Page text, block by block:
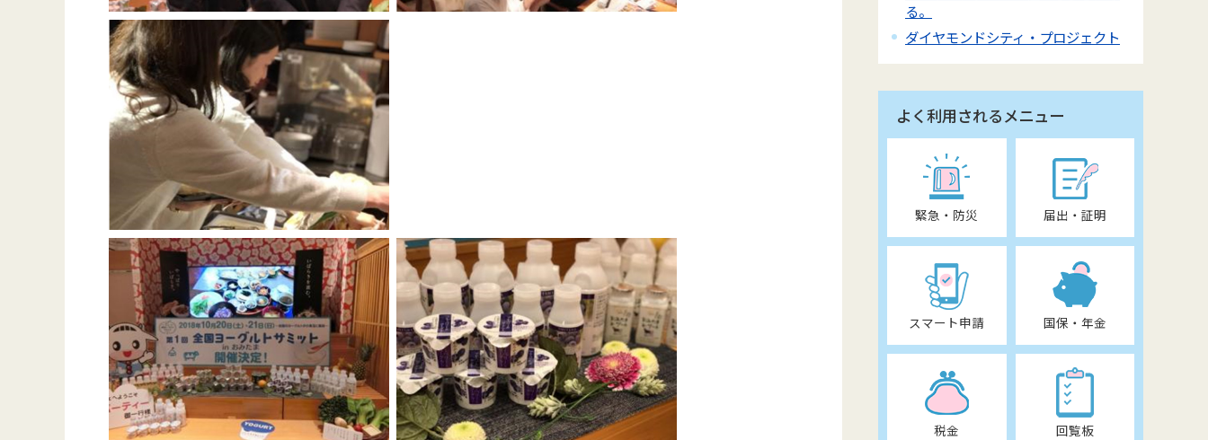
る。
ダイヤモンドシティ・プロジェクト
よく利用されるメニュー
緊急・防災 届出・証明
スマート申請 国保・年金
税金 回覧板